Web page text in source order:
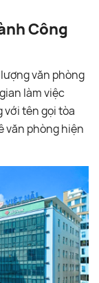
Công
văn phòng
làm việc
với tên gọi tòa
văn phòng hiện